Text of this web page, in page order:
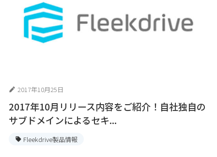
2017年10月25日
2017年10月リリース内容をご紹介！自社独自の
サブドメインによるセキ...
Fleekdrive製品情報